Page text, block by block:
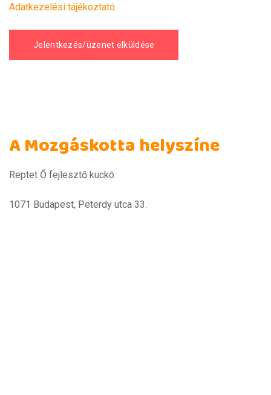
Adatkezelési tájékoztató
A Mozgáskotta helyszíne
Reptet Ő fejlesztő kuckó:
1071 Budapest, Peterdy utca 33.